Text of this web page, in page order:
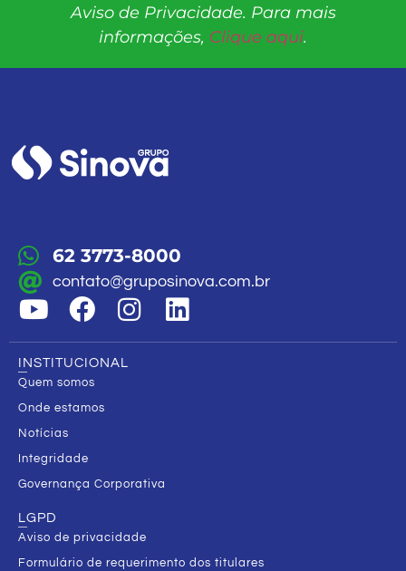
Aviso de Privacidade. Para mais
informações, Clique aqui.
62 3773-8000
contato@gruposinova.com.br
INSTITUCIONAL
Quem somos
Onde estamos
Notícias
Integridade
Governança Corporativa
LGPD
Aviso de privacidade
Formulário de requerimento dos titulares